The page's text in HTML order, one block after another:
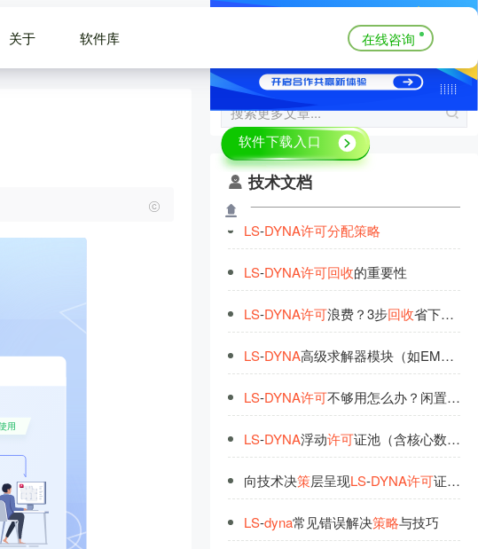
关于 软件库 在线咨询
技术文档
LS-DYNA许可分配策略
LS-DYNA许可回收的重要性
LS-DYNA许可浪费？3步回收省下百万
LS-DYNA高级求解器模块（如EM、ICFD）
LS-DYNA许可不够用怎么办？闲置回
LS-DYNA浮动许可证池（含核心数）智能
向技术决策层呈现LS-DYNA许可证分
LS-dyna常见错误解决策略与技巧